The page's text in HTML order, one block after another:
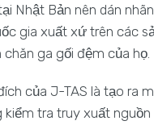
Nhật Bản nên dán
gia xuất xứ trên các
chăn ga gối đệm của họ.
của J-TAS là tạo ra
kiểm tra truy xuất nguồn